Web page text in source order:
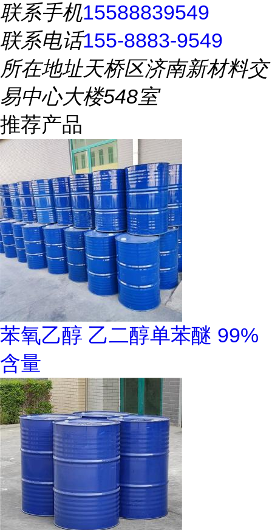
联系手机15588839549
联系电话155-8883-9549
所在地址天桥区济南新材料交
易中心大楼548室
推荐产品
苯氧乙醇 乙二醇单苯醚 99%
含量